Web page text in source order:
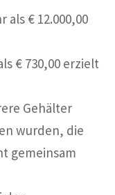
€ 12.000,00
€ 730,00 erzielt
Gehälter
wurden, die
gemeinsam